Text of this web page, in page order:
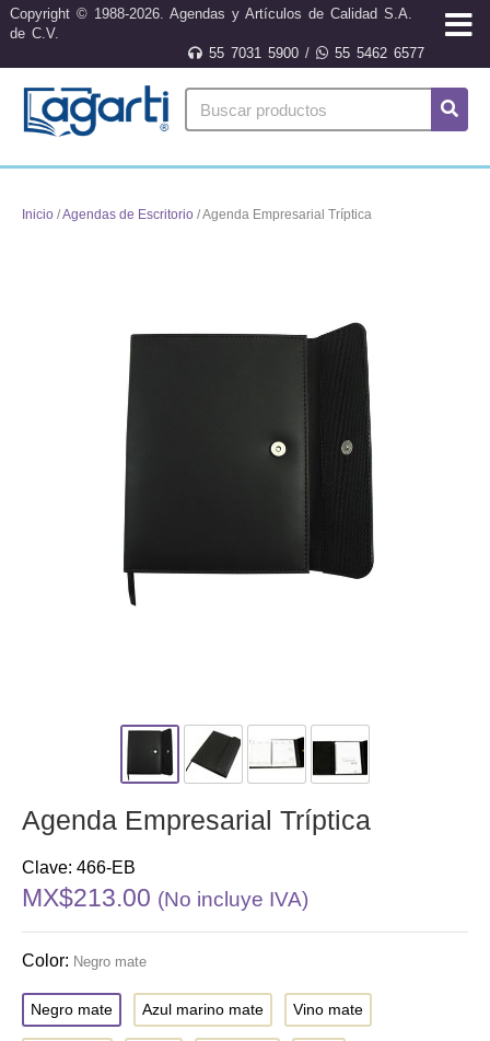
Copyright © 1988-2026. Agendas y Artículos de Calidad S.A.
de C.V.
55 7031 5900 / 55 5462 6577
Inicio /Agendas de Escritorio / Agenda Empresarial Tríptica
Agenda Empresarial Tríptica
Clave: 466-EB
MX$213.00 (No incluye IVA)
Color: Negro mate
Negro mate Azul marino mate Vino mate